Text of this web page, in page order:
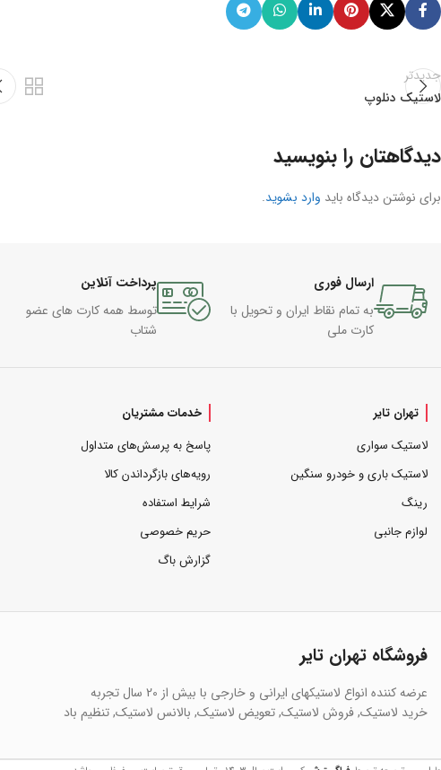
جدیدتر
لاستیک دنلوپ
دیدگاهتان را بنویسید
برای نوشتن دیدگاه باید وارد بشوید.
ارسال فوری
به تمام نقاط ایران و تحویل با
کارت ملی
پرداخت آنلاین
توسط همه کارت های عضو
شتاب
تهران تایر
لاستیک سواری
لاستیک باری و خودرو سنگین
رینگ
لوازم جانبی
خدمات مشتریان
پاسخ به پرسش‌های متداول
رویه‌های بازگرداندن کالا
شرایط استفاده
حریم خصوصی
گزارش باگ
فروشگاه تهران تایر
عرضه کننده انواع لاستیکهای ایرانی و خارجی با بیش از 20 سال تجربه
خرید لاستیک, فروش لاستیک, تعویض لاستیک, بالانس لاستیک, تنظیم باد